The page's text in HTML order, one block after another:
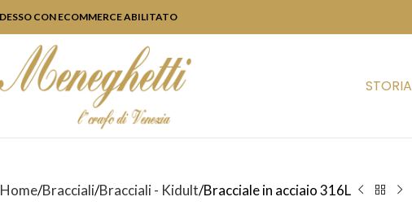
CON ECOMMERCE ABILITATO
STORIA
Home Bracciali Bracciali - Kidult Bracciale in acciaio 316L